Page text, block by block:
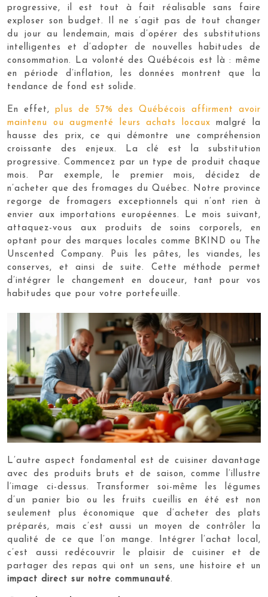
progressive, il est tout à fait réalisable sans faire
exploser son budget. Il ne s’agit pas de tout changer
du jour au lendemain, mais d’opérer des substitutions
intelligentes et d’adopter de nouvelles habitudes de
consommation. La volonté des Québécois est là : même
en période d’inflation, les données montrent que la
tendance de fond est solide.
En effet, plus de 57% des Québécois affirment avoir
maintenu ou augmenté leurs achats locaux malgré la
hausse des prix, ce qui démontre une compréhension
croissante des enjeux. La clé est la substitution
progressive. Commencez par un type de produit chaque
mois. Par exemple, le premier mois, décidez de
n’acheter que des fromages du Québec. Notre province
regorge de fromagers exceptionnels qui n’ont rien à
envier aux importations européennes. Le mois suivant,
attaquez-vous aux produits de soins corporels, en
optant pour des marques locales comme BKIND ou The
Unscented Company. Puis les pâtes, les viandes, les
conserves, et ainsi de suite. Cette méthode permet
d’intégrer le changement en douceur, tant pour vos
habitudes que pour votre portefeuille.
L’autre aspect fondamental est de cuisiner davantage
avec des produits bruts et de saison, comme l’illustre
l’image ci-dessus. Transformer soi-même les légumes
d’un panier bio ou les fruits cueillis en été est non
seulement plus économique que d’acheter des plats
préparés, mais c’est aussi un moyen de contrôler la
qualité de ce que l’on mange. Intégrer l’achat local,
c’est aussi redécouvrir le plaisir de cuisiner et de
partager des repas qui ont un sens, une histoire et un
impact direct sur notre communauté.